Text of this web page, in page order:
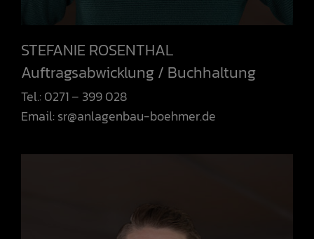
STEFANIE ROSENTHAL
Auftragsabwicklung / Buchhaltung
Tel.: 0271 – 399 028
Email:sr@anlagenbau-boehmer.de